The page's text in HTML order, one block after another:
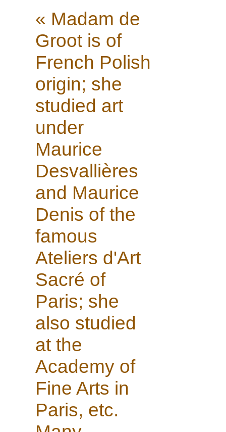
« Madam de
Groot is of
French Polish
origin; she
studied art
under
Maurice
Desvallières
and Maurice
Denis of the
famous
Ateliers d'Art
Sacré of
Paris; she
also studied
at the
Academy of
Fine Arts in
Paris, etc.